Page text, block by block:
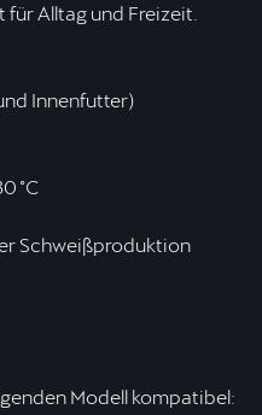
Alltag und Freizeit.
Innenfutter)
°C
Schweißproduktion
Modell kompatibel: